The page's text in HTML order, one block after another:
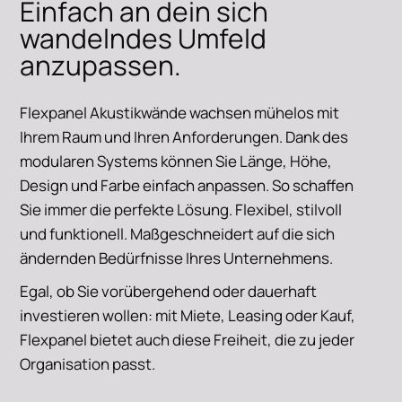
Einfach an dein sich
wandelndes Umfeld
anzupassen.
Flexpanel Akustikwände wachsen mühelos mit
Ihrem Raum und Ihren Anforderungen. Dank des
modularen Systems können Sie Länge, Höhe,
Design und Farbe einfach anpassen. So schaffen
Sie immer die perfekte Lösung. Flexibel, stilvoll
und funktionell. Maßgeschneidert auf die sich
ändernden Bedürfnisse Ihres Unternehmens.
Egal, ob Sie vorübergehend oder dauerhaft
investieren wollen: mit Miete, Leasing oder Kauf,
Flexpanel bietet auch diese Freiheit, die zu jeder
Organisation passt.